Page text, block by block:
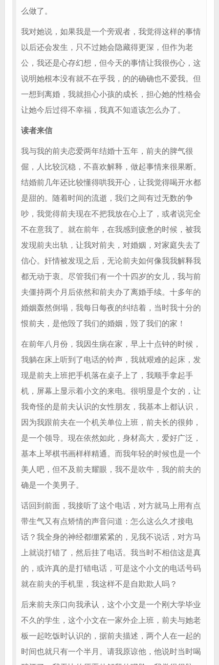
么做了。
我对她说，如果我是一个旁观者，我觉得这样的事情
以后还会发生，只不过她会隐藏得更深，但作为老
公，我还是心存幻想，但今天的事情让我很伤心，这
说明她根本没有就不在乎我，的的确确也不爱我。但
一想到离婚，我就担心小孩的成长，担心她的性格会
让她今后过得不幸福，我真不知道该怎么办了。
读者来信
我与我的前夫恋爱两年结婚十五年，前夫的脾气很
倔，人比较沉稳，不喜欢解释，做起事情来很果断。
结婚前几年还比较懂得哄我开心，让我觉得喝开水都
是甜的。随着时间的流逝，我们之间有过无数的争
吵，我觉得前夫现在不把我放在心上了，或者说完全
不在意我了。就在前年，在我感到疲惫的时候，被我
发现前夫出轨，让我对前夫，对婚姻，对家庭失去了
信心。奸情被发现之后，无论前夫如何像我我解释我
都无动于衷。尽管我们有一个十四岁的女儿，我与前
夫僵持两个月后依然和前夫办了离婚手续。十多年的
婚姻轰然倒塌，我每日每夜的纠结着，当时我十分的
恨前夫，是他毁了我们的婚姻，毁了我们的家！
在前年八月份，我因生病在家，早上十点钟的时候，
我躺在床上听到了电话的铃声，我就艰难的起床，发
现是前夫上班把手机落在桌子上了，我顺手拿起手
机，屏幕上显示着小文的来电。很明显是个女的，让
我奇怪的是前夫认识的女性朋友，我基本上都认识，
因为我跟前夫在一个机关单位上班，前夫长的很帅，
是一个领导。现在依然如此，身材高大，爱好广泛，
基本上琴棋书画样样精通。而我年轻的时候也是一个
美人吧，但不及前夫耀眼，我不是吹牛，我的前夫的
确是一个美男子。
话回到前面，我接听了这个电话，对方就马上用有点
带生气又有点矫情的声音问道：怎么这么久才接电
话？我全身的神经都绷紧紧的，见我不说话，对方马
上就说打错了，然后挂了电话。我当时不相信这是真
的，或许真的是打错电话，可是这个小文的电话号码
就在前夫的手机里，我这样不是自欺欺人吗？
后来前夫亲口向我承认，这个小文是一个刚大学毕业
不久的学生，这个小文在一家外企上班，前夫与她老
板一起吃饭时认识的，据前夫描述，两个人在一起的
时间也就只有一个半月。请我原谅他，他说时当时喝